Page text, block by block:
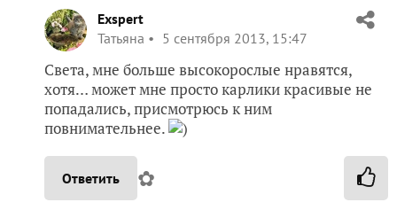
Exspert
Татьяна
5 сентября 2013, 15:47
Света, мне больше высокорослые нравятся,
хотя… может мне просто карлики красивые не
попадались, присмотрюсь к ним
повнимательнее.
)
Ответить ✿